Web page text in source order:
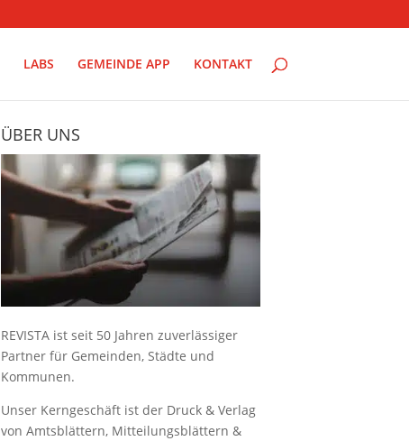
LABS GEMEINDE APP KONTAKT
ÜBER UNS
REVISTA ist seit 50 Jahren zuverlässiger
Partner für Gemeinden, Städte und
Kommunen.
Unser Kerngeschäft ist der Druck & Verlag
von Amtsblättern, Mitteilungsblättern &